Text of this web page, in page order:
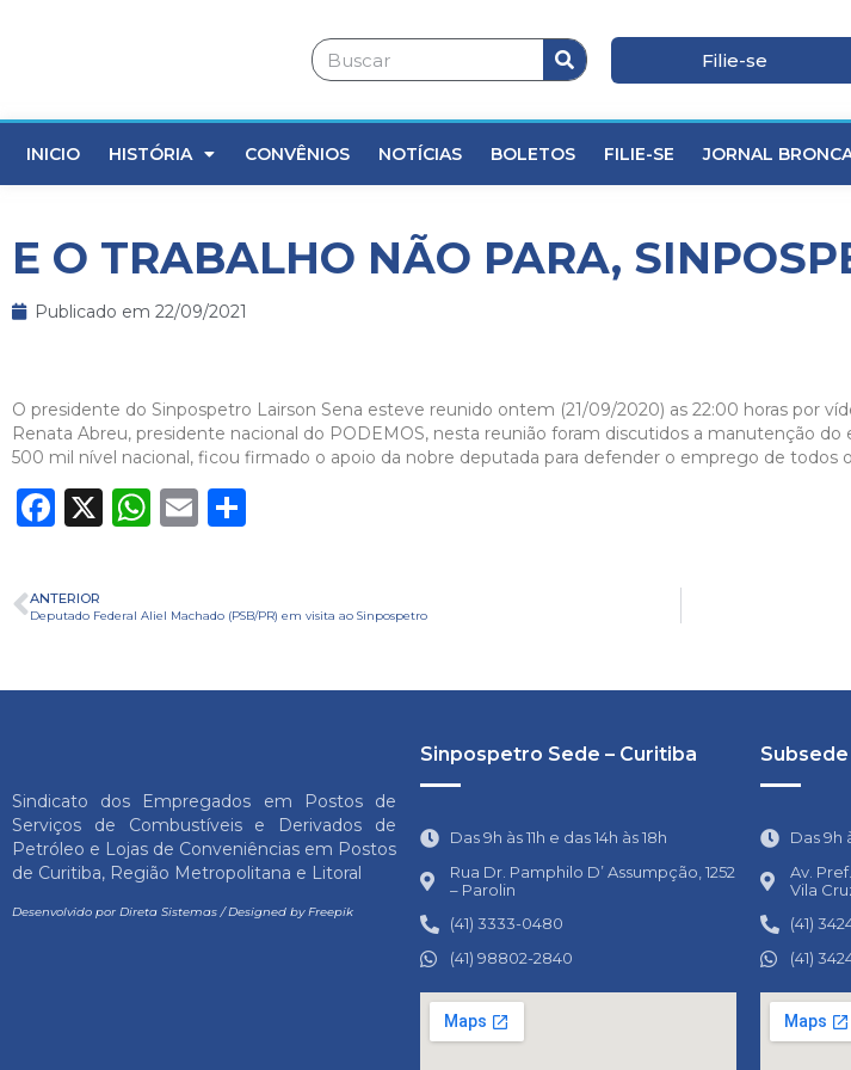
Filie-se
INICIO HISTÓRIA CONVÊNIOS NOTÍCIAS BOLETOS FILIE-SE JORNAL
E O TRABALHO NÃO PARA,
Publicado em 22/09/2021
O presidente do Sinpospetro Lairson Sena esteve reunido ontem (21/09/2020) as 22:00 horas por
Renata Abreu, presidente nacional do PODEMOS, nesta reunião foram discutidos a manutenção
500 mil nível nacional, ficou firmado o apoio da nobre deputada para defender o emprego de todos
Facebook
X WhatsApp
Email
ANTERIOR
Deputado Federal Aliel Machado (PSB/PR) em visita ao Sinpospetro
Sindicato dos Empregados em Postos de
Serviços de Combustíveis e Derivados de
Petróleo e Lojas de Conveniências em Postos
de Curitiba, Região Metropolitana e Litoral
Desenvolvido por Direta Sistemas/Designed by Freepik
Sinpospetro Sede – Curitiba
Das 9h às 11h e das 14h às 18h
Rua Dr. Pamphilo D’ Assumpção, 1252
– Parolin
(41) 3333-0480
(41) 98802-2840
Das 9h
Av.
Vila
(41)
(41)